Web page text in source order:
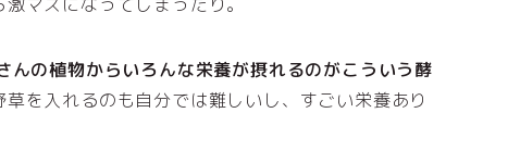
んの植物からいろんな栄養が摂れるのがこういう酵
を入れるのも自分では難しいし、すごい栄養あり